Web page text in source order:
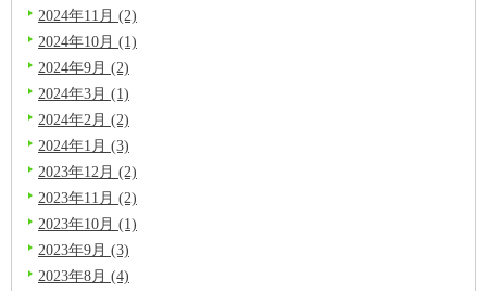
2024年11月 (2)
2024年10月 (1)
2024年9月 (2)
2024年3月 (1)
2024年2月 (2)
2024年1月 (3)
2023年12月 (2)
2023年11月 (2)
2023年10月 (1)
2023年9月 (3)
2023年8月 (4)